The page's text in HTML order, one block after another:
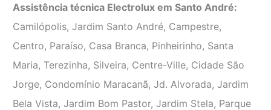
Assistência técnica Electrolux em Santo André:
Camilópolis, Jardim Santo André, Campestre,
Centro, Paraíso, Casa Branca, Pinheirinho, Santa
Maria, Terezinha, Silveira, Centre-Ville, Cidade São
Jorge, Condomínio Maracanã, Jd. Alvorada, Jardim
Bela Vista, Jardim Bom Pastor, Jardim Stela, Parque